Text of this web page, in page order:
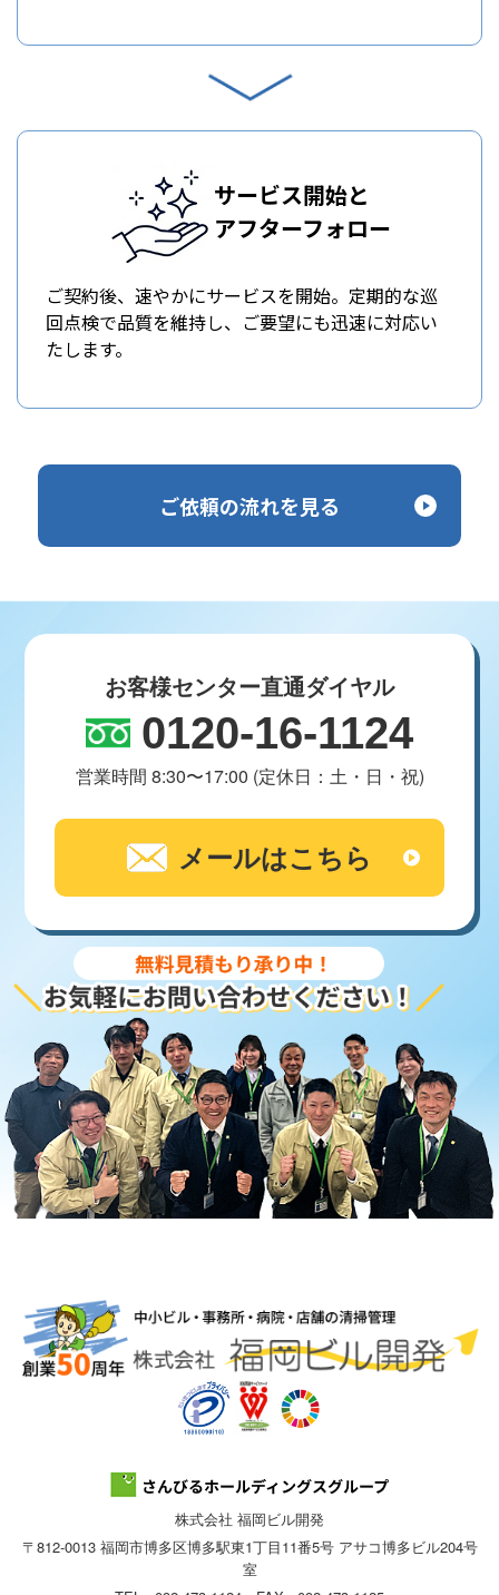
サービス開始と
アフターフォロー
ご契約後、速やかにサービスを開始。定期的な巡
回点検で品質を維持し、ご要望にも迅速に対応い
たします。
ご依頼の流れを見る
お客様センター直通ダイヤル
0120-16-1124
営業時間 8:30〜17:00 (定休日：土・日・祝)
メールはこちら
株式会社 福岡ビル開発
〒812-0013 福岡市博多区博多駅東1丁目11番5号 アサコ博多ビル204号
室